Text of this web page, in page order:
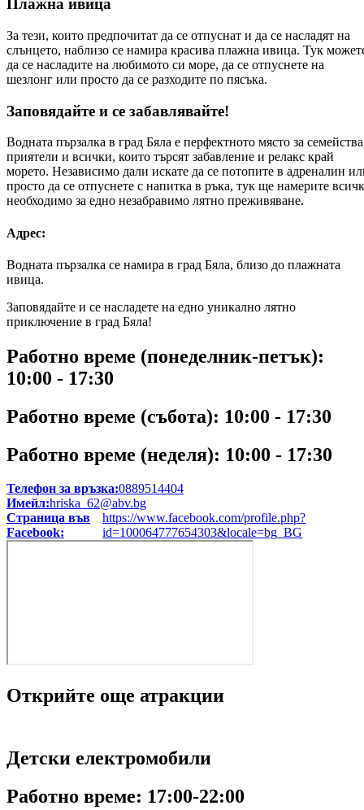
Плажна ивица
За тези, които предпочитат да се отпуснат и да се насладят на
слънцето, наблизо се намира красива плажна ивица. Тук
да се насладите на любимото си море, да се отпуснете на
шезлонг или просто да се разходите по пясъка.
Заповядайте и се забавлявайте!
Водната пързалка в град Бяла е перфектното място за
приятели и всички, които търсят забавление и релакс край
морето. Независимо дали искате да се потопите в адреналин
просто да се отпуснете с напитка в ръка, тук ще намерите
необходимо за едно незабравимо лятно преживяване.
Адрес:
Водната пързалка се намира в град Бяла, близо до плажната
ивица.
Заповядайте и се насладете на едно уникално лятно
приключение в град Бяла!
Работно време (понеделник-петък):
10:00 - 17:30
Работно време (събота): 10:00 - 17:30
Работно време (неделя): 10:00 - 17:30
Телефон за връзка:0889514404
Имейл:hriska_62@abv.bg
Страница във
Facebook:
https://www.facebook.com/profile.php?
id=100064777654303&locale=bg_BG
Открийте още атракции
Детски електромобили
Работно време: 17:00-22:00